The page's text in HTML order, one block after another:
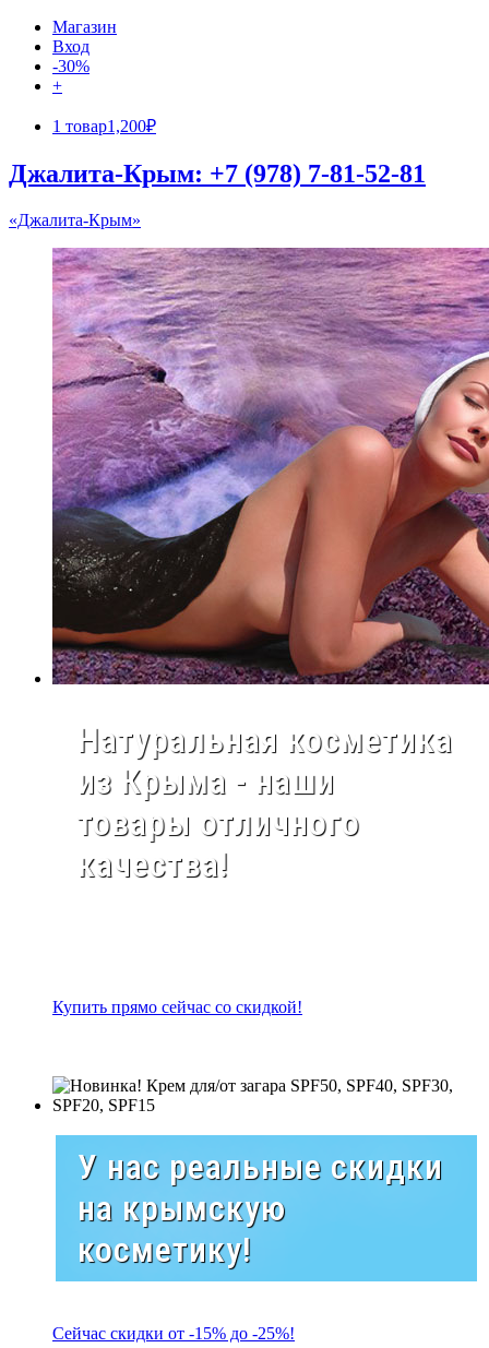
Магазин
Вход
-30%
+
1 товар1,200₽
Джалита-Крым: +7 (978) 7-81-52-81
«Джалита-Крым»
Натуральная косметика
из Крыма - наши
товары отличного
качества!
Купить прямо сейчас со скидкой!
У нас реальные скидки
на крымскую
косметику!
Сейчас скидки от -15% до -25%!